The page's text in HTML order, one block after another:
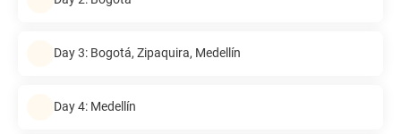
Day 3: Bogotá, Zipaquira, Medellín
Day 4: Medellín